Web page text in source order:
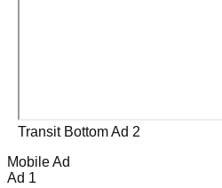
Transit Bottom Ad 2
Mobile Ad
Ad 1